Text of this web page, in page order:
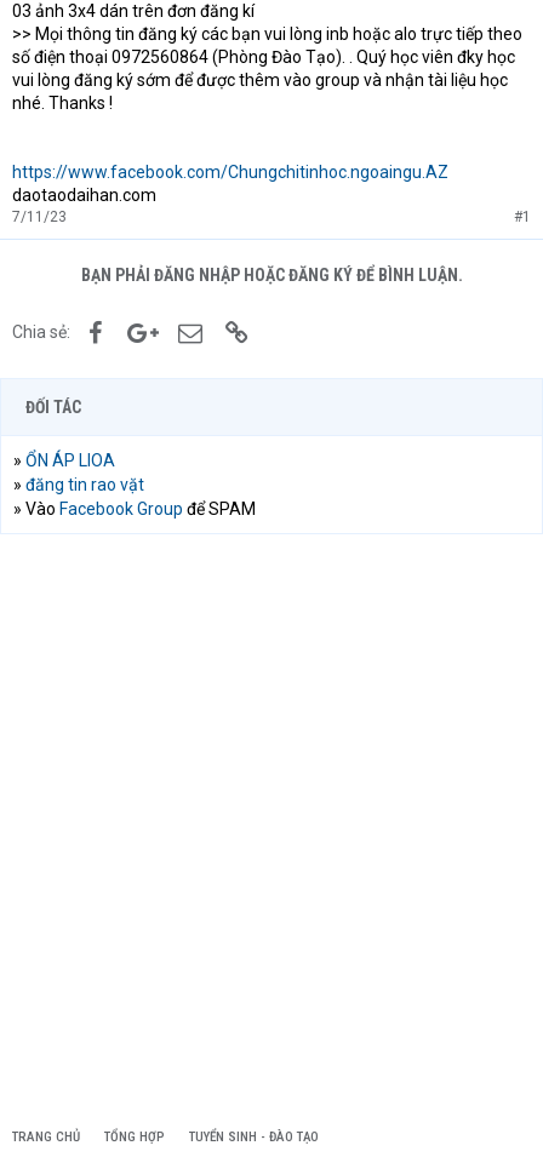
03 ảnh 3x4 dán trên đơn đăng kí
>> Mọi thông tin đăng ký các bạn vui lòng inb hoặc alo trực tiếp theo
số điện thoại 0972560864 (Phòng Đào Tạo). . Quý học viên đky học
vui lòng đăng ký sớm để được thêm vào group và nhận tài liệu học
nhé. Thanks !
https://www.facebook.com/Chungchitinhoc.ngoaingu.AZ
daotaodaihan.com
7/11/23 #1
BẠN PHẢI ĐĂNG NHẬP HOẶC ĐĂNG KÝ ĐỂ BÌNH LUẬN.
Chia sẻ: FacebookGoogle+Email
ĐỐI TÁC
» ỔN ÁP LIOA
» đăng tin rao vặt
» Vào Facebook Group để SPAM
TRANG CHỦ TỔNG HỢP TUYỂN SINH - ĐÀO TẠO